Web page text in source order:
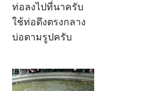
ท่อลงไปที่นาครับ
ใช้ท่อดึงตรงกลาง
บ่อตามรูปครับ